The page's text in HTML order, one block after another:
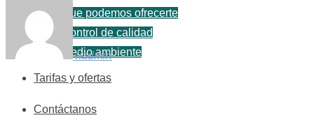
Que podemos ofrecerte
Control de calidad
Medio ambiente
Tarifas y ofertas
Contáctanos
kadmin